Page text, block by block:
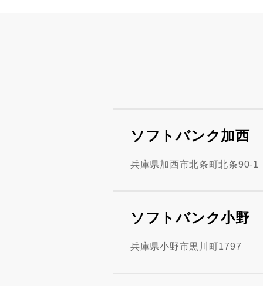
ソフトバンク加西
兵庫県加西市北条町北条90-1
ソフトバンク小野
兵庫県小野市黒川町1797